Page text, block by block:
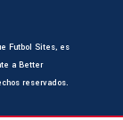
Futbol Sites, es
a Better
reservados.